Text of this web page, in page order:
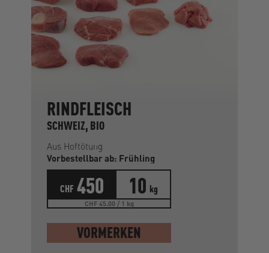
RINDFLEISCH
SCHWEIZ, BIO
Aus Hoftötung
Vorbestellbar ab: Frühling
CHF 450 10 kg
CHF 45.00 / 1 kg
VORMERKEN